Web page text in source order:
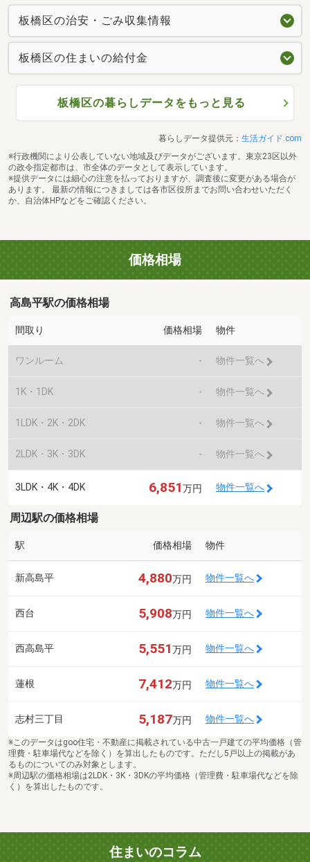
板橋区の治安・ごみ収集情報
板橋区の住まいの給付金
板橋区の暮らしデータをもっと見る
暮らしデータ提供元： 生活ガイド.com
※行政機関により公表していない地域及びデータがございます。東京23区以外
の政令指定都市は、市全体のデータとして表示しています。
※提供データには細心の注意を払っておりますが、調査後に変更がある場合が
あります。 最新の情報につきましては各市区役所までお問い合わせいただく
か、自治体HPなどをご確認ください。
価格相場
高島平駅の価格相場
間取り 価格相場 物件
ワンルーム - 物件一覧へ
1K・1DK - 物件一覧へ
1LDK・2K・2DK - 物件一覧へ
2LDK・3K・3DK - 物件一覧へ
3LDK・4K・4DK 6,851万円 物件一覧へ
周辺駅の価格相場
駅 価格相場 物件
新高島平 4,880万円 物件一覧へ
西台 5,908万円 物件一覧へ
西高島平 5,551万円 物件一覧へ
蓮根 7,412万円 物件一覧へ
志村三丁目 5,187万円 物件一覧へ
※このデータはgoo住宅・不動産に掲載されている中古一戸建ての平均価格（管
理費・駐車場代などを除く）を算出したものです。ただし5戸以上の掲載があ
るものについてのみ対象とします。
※周辺駅の価格相場は2LDK・3K・3DKの平均価格（管理費・駐車場代などを除
く）を算出したものです。
住まいのコラム